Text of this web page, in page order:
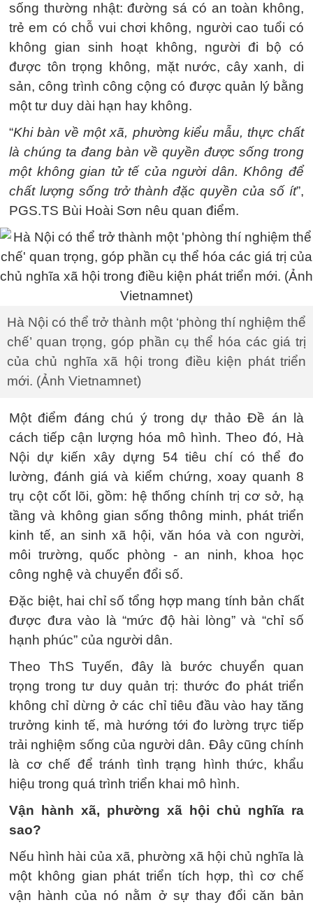
sống thường nhật: đường sá có an toàn không,
trẻ em có chỗ vui chơi không, người cao tuổi có
không gian sinh hoạt không, người đi bộ có
được tôn trọng không, mặt nước, cây xanh, di
sản, công trình công cộng có được quản lý bằng
một tư duy dài hạn hay không.
“Khi bàn về một xã, phường kiểu mẫu, thực chất
là chúng ta đang bàn về quyền được sống trong
một không gian tử tế của người dân. Không để
chất lượng sống trở thành đặc quyền của số ít”,
PGS.TS Bùi Hoài Sơn nêu quan điểm.
Hà Nội có thể trở thành một ‘phòng thí nghiệm thể
chế’ quan trọng, góp phần cụ thể hóa các giá trị
của chủ nghĩa xã hội trong điều kiện phát triển
mới. (Ảnh Vietnamnet)
Một điểm đáng chú ý trong dự thảo Đề án là
cách tiếp cận lượng hóa mô hình. Theo đó, Hà
Nội dự kiến xây dựng 54 tiêu chí có thể đo
lường, đánh giá và kiểm chứng, xoay quanh 8
trụ cột cốt lõi, gồm: hệ thống chính trị cơ sở, hạ
tầng và không gian sống thông minh, phát triển
kinh tế, an sinh xã hội, văn hóa và con người,
môi trường, quốc phòng - an ninh, khoa học
công nghệ và chuyển đổi số.
Đặc biệt, hai chỉ số tổng hợp mang tính bản chất
được đưa vào là “mức độ hài lòng” và “chỉ số
hạnh phúc” của người dân.
Theo ThS Tuyến, đây là bước chuyển quan
trọng trong tư duy quản trị: thước đo phát triển
không chỉ dừng ở các chỉ tiêu đầu vào hay tăng
trưởng kinh tế, mà hướng tới đo lường trực tiếp
trải nghiệm sống của người dân. Đây cũng chính
là cơ chế để tránh tình trạng hình thức, khẩu
hiệu trong quá trình triển khai mô hình.
Vận hành xã, phường xã hội chủ nghĩa ra
sao?
Nếu hình hài của xã, phường xã hội chủ nghĩa là
một không gian phát triển tích hợp, thì cơ chế
vận hành của nó nằm ở sự thay đổi căn bản